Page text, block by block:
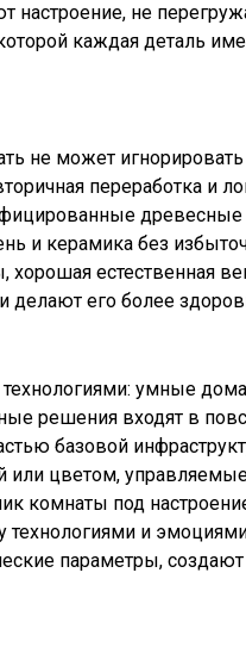
настроение, не
каждая деталь
не может
переработка и
и керамика без
естественная
делают его более
умные
решения входят в
базовой
или цветом,
комнаты под
технологиями и
параметры,